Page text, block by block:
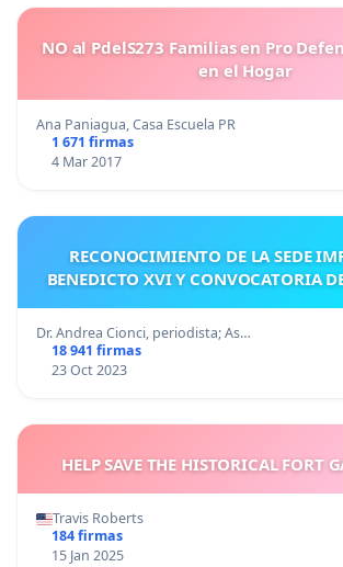
NO al PdelS273 Familias en Pro
en el Hogar
Ana Paniagua, Casa Escuela PR
1 671 firmas
4 Mar 2017
RECONOCIMIENTO DE LA SEDE
BENEDICTO XVI Y CONVOCATORIA
Dr. Andrea Cionci, periodista; As…
18 941 firmas
23 Oct 2023
HELP SAVE THE HISTORICAL FORT
Travis Roberts
184 firmas
15 Jan 2025